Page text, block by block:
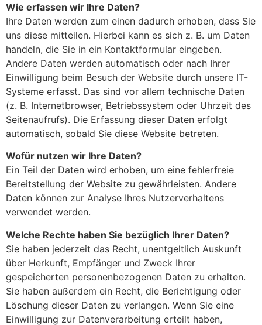
Wie erfassen wir Ihre Daten?
Ihre Daten werden zum einen dadurch erhoben, dass Sie
uns diese mitteilen. Hierbei kann es sich z. B. um Daten
handeln, die Sie in ein Kontaktformular eingeben.
Andere Daten werden automatisch oder nach Ihrer
Einwilligung beim Besuch der Website durch unsere IT-
Systeme erfasst. Das sind vor allem technische Daten
(z. B. Internetbrowser, Betriebssystem oder Uhrzeit des
Seitenaufrufs). Die Erfassung dieser Daten erfolgt
automatisch, sobald Sie diese Website betreten.
Wofür nutzen wir Ihre Daten?
Ein Teil der Daten wird erhoben, um eine fehlerfreie
Bereitstellung der Website zu gewährleisten. Andere
Daten können zur Analyse Ihres Nutzerverhaltens
verwendet werden.
Welche Rechte haben Sie bezüglich Ihrer Daten?
Sie haben jederzeit das Recht, unentgeltlich Auskunft
über Herkunft, Empfänger und Zweck Ihrer
gespeicherten personenbezogenen Daten zu erhalten.
Sie haben außerdem ein Recht, die Berichtigung oder
Löschung dieser Daten zu verlangen. Wenn Sie eine
Einwilligung zur Datenverarbeitung erteilt haben,